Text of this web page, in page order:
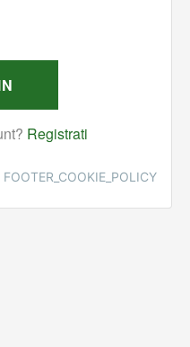
FOOTER_COOKIE_POLICY